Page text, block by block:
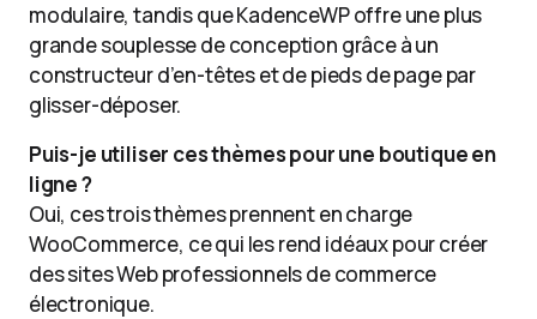
modulaire, tandis que KadenceWP offre une plus
grande souplesse de conception grâce à un
constructeur d’en-têtes et de pieds de page par
glisser-déposer.
Puis-je utiliser ces thèmes pour une boutique en
ligne ?
Oui, ces trois thèmes prennent en charge
WooCommerce, ce qui les rend idéaux pour créer
des sites Web professionnels de commerce
électronique.